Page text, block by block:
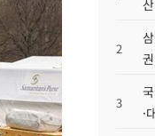
2
3
·